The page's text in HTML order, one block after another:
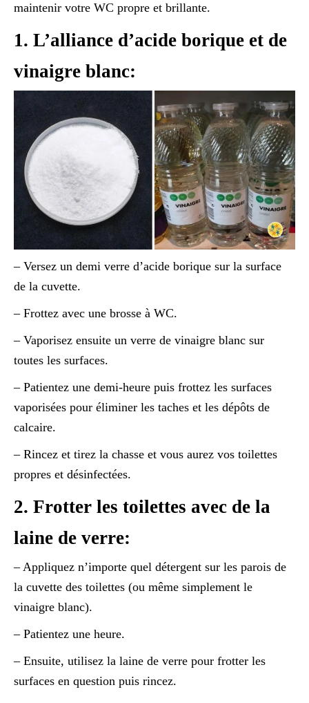
maintenir votre WC propre et brillante.
1. L’alliance d’acide borique et de
vinaigre blanc:
– Versez un demi verre d’acide borique sur la surface
de la cuvette.
– Frottez avec une brosse à WC.
– Vaporisez ensuite un verre de vinaigre blanc sur
toutes les surfaces.
– Patientez une demi-heure puis frottez les surfaces
vaporisées pour éliminer les taches et les dépôts de
calcaire.
– Rincez et tirez la chasse et vous aurez vos toilettes
propres et désinfectées.
2. Frotter les toilettes avec de la
laine de verre:
– Appliquez n’importe quel détergent sur les parois de
la cuvette des toilettes (ou même simplement le
vinaigre blanc).
– Patientez une heure.
– Ensuite, utilisez la laine de verre pour frotter les
surfaces en question puis rincez.